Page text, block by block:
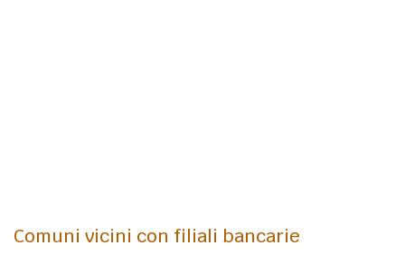
Comuni vicini con filiali bancarie